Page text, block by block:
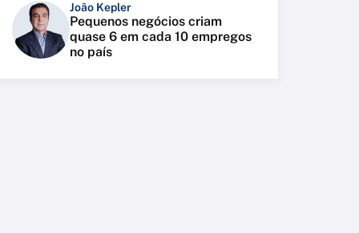
João Kepler
Pequenos negócios criam
quase 6 em cada 10 empregos
no país